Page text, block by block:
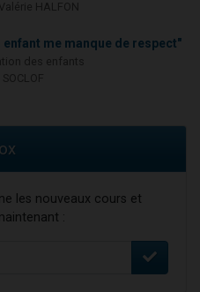
enfant me manque de respect"
les nouveaux cours et
: